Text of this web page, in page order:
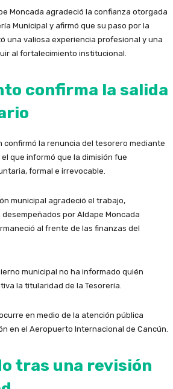
Moncada agradeció la confianza otorgada
Municipal y afirmó que su paso por la
una valiosa experiencia profesional y una
al fortalecimiento institucional.
confirma la salida
confirmó la renuncia del tesorero mediante
que informó que la dimisión fue
formal e irrevocable.
municipal agradeció el trabajo,
por Aldape Moncada
al frente de las finanzas del
municipal no ha informado quién
la titularidad de la Tesorería.
en medio de la atención pública
en el Aeropuerto Internacional de Cancún.
tras una revisión